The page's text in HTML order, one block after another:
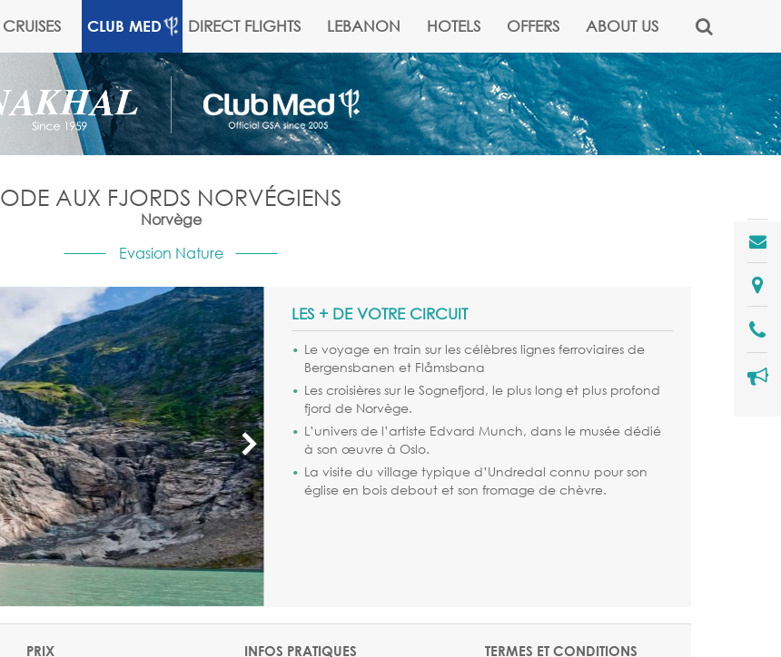
CRUISES CLUB MED DIRECT FLIGHTS LEBANON HOTELS OFFERS ABOUT US
ODE AUX FJORDS NORVÉGIENS
Norvège
Evasion Nature
LES + DE VOTRE CIRCUIT
Le voyage en train sur les célèbres lignes ferroviaires de
Bergensbanen et Flåmsbana
Les croisières sur le Sognefjord, le plus long et plus profond
fjord de Norvège.
L’univers de l’artiste Edvard Munch, dans le musée dédié
à son œuvre à Oslo.
La visite du village typique d’Undredal connu pour son
église en bois debout et son fromage de chèvre.
PRIX INFOS PRATIQUES TERMES ET CONDITIONS